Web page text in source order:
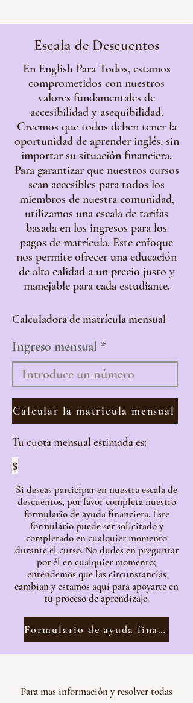
Escala de Descuentos
En English Para Todos, estamos
comprometidos con nuestros
valores fundamentales de
accesibilidad y asequibilidad.
Creemos que todos deben tener la
oportunidad de aprender inglés, sin
importar su situación financiera.
Para garantizar que nuestros cursos
sean accesibles para todos los
miembros de nuestra comunidad,
utilizamos una escala de tarifas
basada en los ingresos para los
pagos de matrícula. Este enfoque
nos permite ofrecer una educación
de alta calidad a un precio justo y
manejable para cada estudiante.
Calculadora de matrícula mensual
Ingreso mensual
Calcular la matricula mensual
Tu cuota mensual estimada es:
$
Si deseas participar en nuestra escala de
descuentos, por favor completa nuestro
formulario de ayuda financiera. Este
formulario puede ser solicitado y
completado en cualquier momento
durante el curso. No dudes en preguntar
por él en cualquier momento;
entendemos que las circunstancias
cambian y estamos aquí para apoyarte en
tu proceso de aprendizaje.
Formulario de ayuda financiera
Para mas información y resolver todas